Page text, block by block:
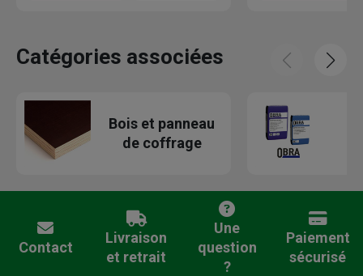
Catégories associées
Bois et panneau
de coffrage
Contact
Livraison
et retrait
Une
question
?
Paiement
sécurisé